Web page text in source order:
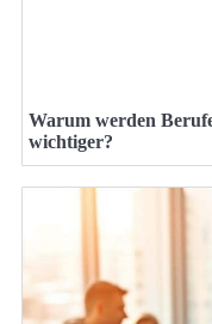
Warum werden
wichtiger?